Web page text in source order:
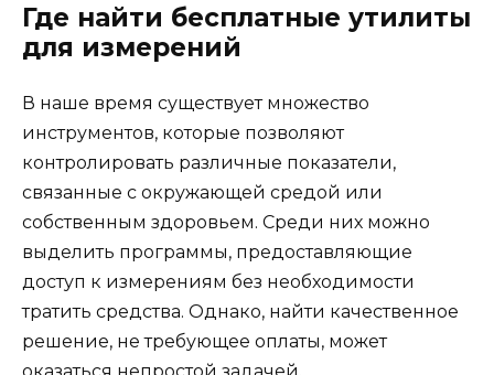
Где найти бесплатные утилиты
для измерений
В наше время существует множество
инструментов, которые позволяют
контролировать различные показатели,
связанные с окружающей средой или
собственным здоровьем. Среди них можно
выделить программы, предоставляющие
доступ к измерениям без необходимости
тратить средства. Однако, найти качественное
решение, не требующее оплаты, может